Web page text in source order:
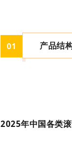
01 产品结
2025年中国各类